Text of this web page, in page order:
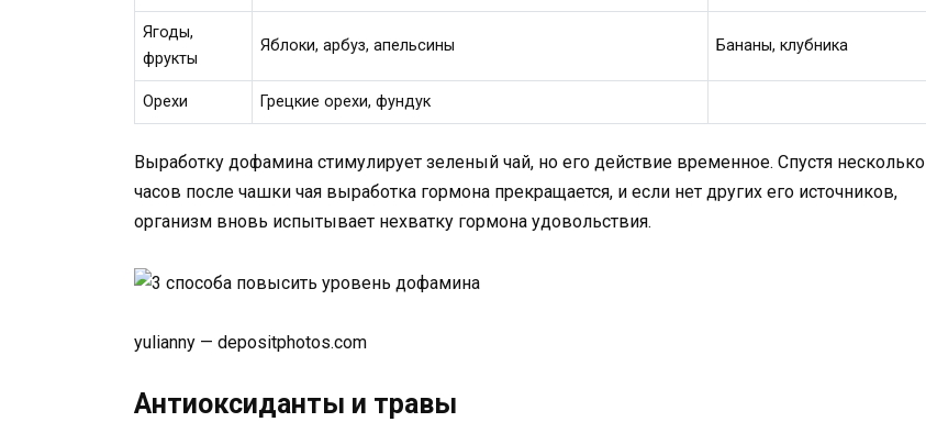
Ягоды,
фрукты
Яблоки, арбуз, апельсины Бананы, клубника
Орехи Грецкие орехи, фундук
Выработку дофамина стимулирует зеленый чай, но его действие временное. Спустя несколько
часов после чашки чая выработка гормона прекращается, и если нет других его источников,
организм вновь испытывает нехватку гормона удовольствия.
yulianny — depositphotos.com
Антиоксиданты и травы